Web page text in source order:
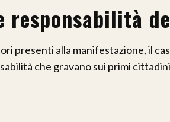
responsabilità
presenti alla manifestazione, il
che gravano sui primi